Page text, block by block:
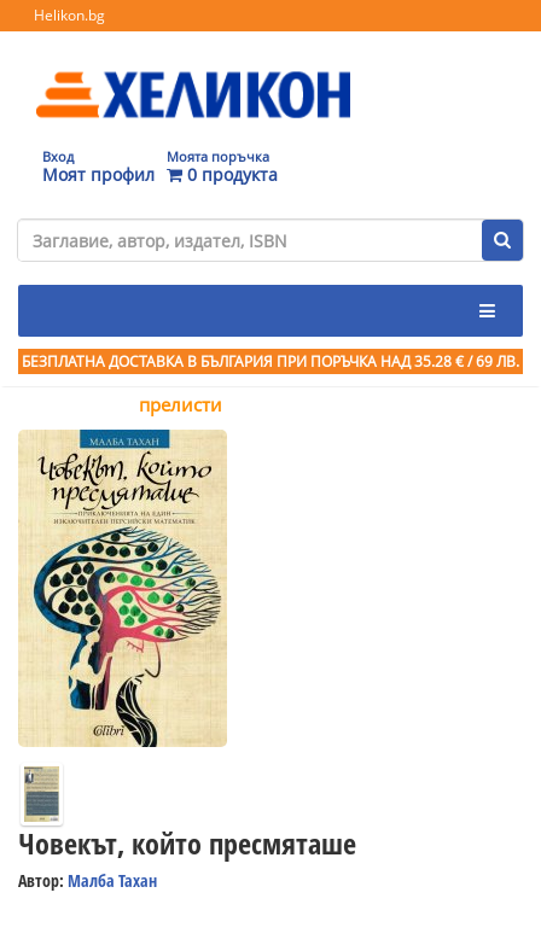
Helikon.bg
Вход
Моят профил
Моята поръчка
0 продукта
БЕЗПЛАТНА ДОСТАВКА В БЪЛГАРИЯ ПРИ ПОРЪЧКА НАД 35.28 € / 69 ЛВ.
прелисти
Човекът, който пресмяташе
Автор: Малба Тахан